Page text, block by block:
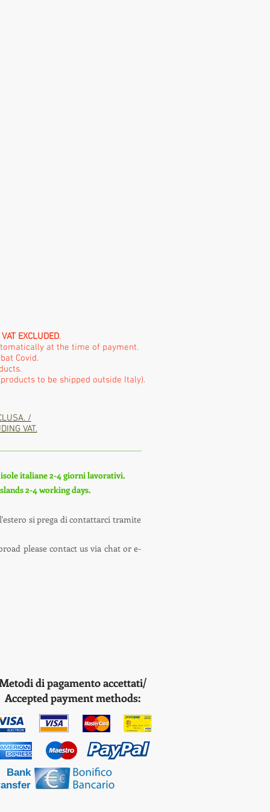
VAT EXCLUDED.
at the time of payment.
Covid.
to be shipped outside Italy).
/
VAT.
italiane 2-4 giorni lavorativi.
2-4 working days.
si prega di contattarci tramite
please contact us via chat or e-
di pagamento accettati/
Accepted payment methods:
Bank